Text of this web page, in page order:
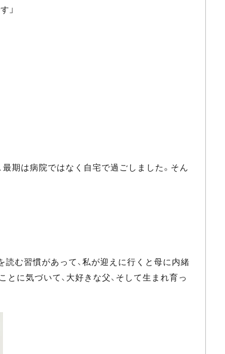
」
期は病院ではなく自宅で過ごしました。そん
む習慣があって、私が迎えに行くと母に内緒
に気づいて、大好きな父、そして生まれ育っ